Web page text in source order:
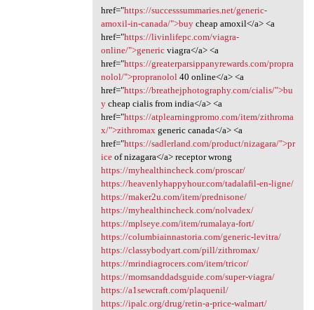
href="https://successsummaries.net/generic-
amoxil-in-canada/">buycheap amoxil</a> <a
href="https://livinlifepc.com/viagra-
online/">genericviagra</a> <a
href="https://greaterparsippanyrewards.com/propra
nolol/">propranolol 40 online</a> <a
href="https://breathejphotography.com/cialis/">bu
ycheap cialis from india</a> <a
href="https://atplearningpromo.com/item/zithroma
x/">zithromax generic canada</a> <a
href="https://sadlerland.com/product/nizagara/">pr
iceof nizagara</a> receptor wrong
https://myhealthincheck.com/proscar/
https://heavenlyhappyhour.com/tadalafil-en-ligne/
https://maker2u.com/item/prednisone/
https://myhealthincheck.com/nolvadex/
https://mplseye.com/item/rumalaya-fort/
https://columbiainnastoria.com/generic-levitra/
https://classybodyart.com/pill/zithromax/
https://mrindiagrocers.com/item/tricor/
https://momsanddadsguide.com/super-viagra/
https://a1sewcraft.com/plaquenil/
https://ipalc.org/drug/retin-a-price-walmart/